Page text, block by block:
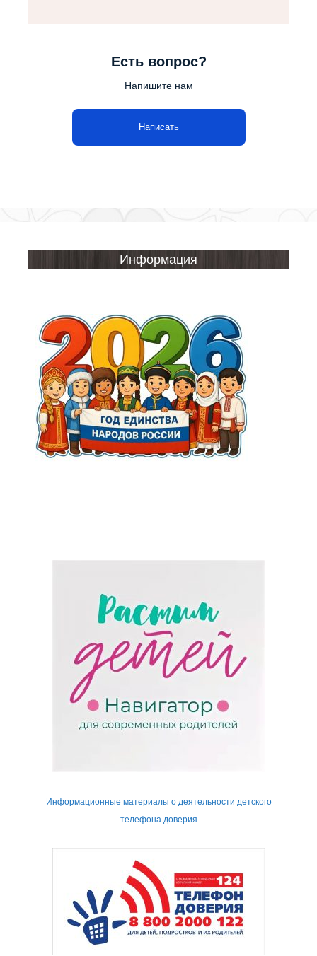
Есть вопрос?
Напишите нам
Написать
Информация
Информационные материалы о деятельности детского
телефона доверия